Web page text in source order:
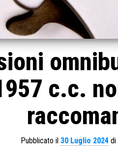
c.c.
Pubblicato il 30 Luglio 2024di